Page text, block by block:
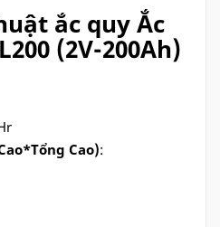
ắc quy Ắc
(2V-200Ah)
Cao):